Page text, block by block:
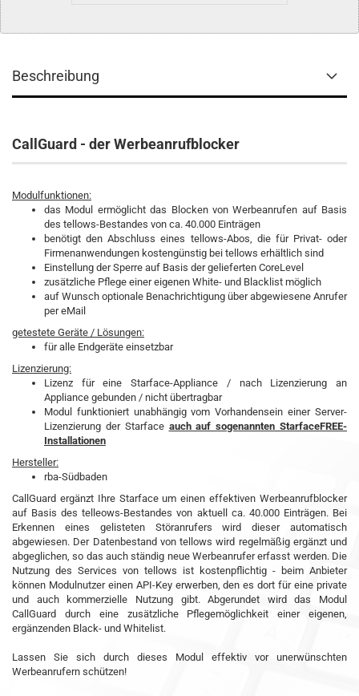
Beschreibung
CallGuard - der Werbeanrufblocker
Modulfunktionen:
das Modul ermöglicht das Blocken von Werbeanrufen auf Basis
des tellows-Bestandes von ca. 40.000 Einträgen
benötigt den Abschluss eines tellows-Abos, die für Privat- oder
Firmenanwendungen kostengünstig bei tellows erhältlich sind
Einstellung der Sperre auf Basis der gelieferten CoreLevel
zusätzliche Pflege einer eigenen White- und Blacklist möglich
auf Wunsch optionale Benachrichtigung über abgewiesene Anrufer
per eMail
getestete Geräte / Lösungen:
für alle Endgeräte einsetzbar
Lizenzierung:
Lizenz für eine Starface-Appliance / nach Lizenzierung an
Appliance gebunden / nicht übertragbar
Modul funktioniert unabhängig vom Vorhandensein einer Server-
Lizenzierung der Starface auch auf sogenannten StarfaceFREE-
Installationen
Hersteller:
rba-Südbaden
CallGuard ergänzt Ihre Starface um einen effektiven Werbeanrufblocker
auf Basis des telleows-Bestandes von aktuell ca. 40.000 Einträgen. Bei
Erkennen eines gelisteten Störanrufers wird dieser automatisch
abgewiesen. Der Datenbestand von tellows wird regelmäßig ergänzt und
abgeglichen, so das auch ständig neue Werbeanrufer erfasst werden. Die
Nutzung des Services von tellows ist kostenpflichtig - beim Anbieter
können Modulnutzer einen API-Key erwerben, den es dort für eine private
und auch kommerzielle Nutzung gibt. Abgerundet wird das Modul
CallGuard durch eine zusätzliche Pflegemöglichkeit einer eigenen,
ergänzenden Black- und Whitelist.
Lassen Sie sich durch dieses Modul effektiv vor unerwünschten
Werbeanrufern schützen!